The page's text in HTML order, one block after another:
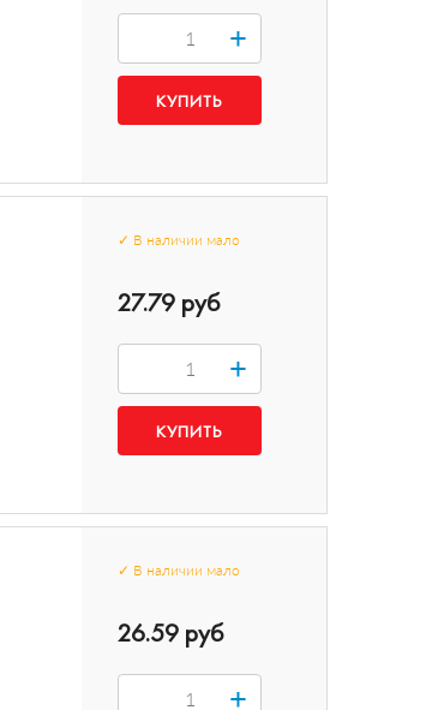
+
✓ В наличии мало
27.79 руб
+
✓ В наличии мало
26.59 руб
+